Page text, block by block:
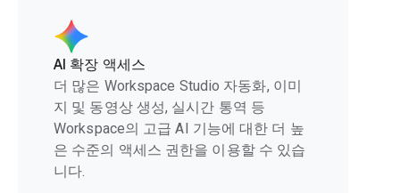
AI 확장 액세스
더 많은 Workspace Studio 자동화, 이미
지 및 동영상 생성, 실시간 통역 등
Workspace의 고급 AI 기능에 대한 더 높
은 수준의 액세스 권한을 이용할 수 있습
니다.